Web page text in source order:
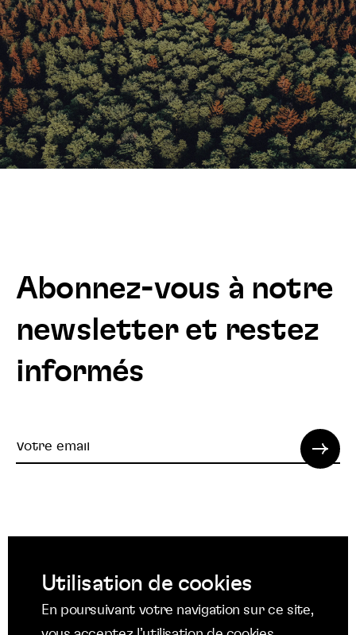
Abonnez-vous à notre
newsletter et restez
informés
Votre
nousSuivez
nous
nous
Utilisation de cookies
En poursuivant votre navigation sur ce site,